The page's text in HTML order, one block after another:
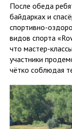
После обеда
байдарках и
спортивно-
видов спорта
что мастер-
участники
чётко соблюдая